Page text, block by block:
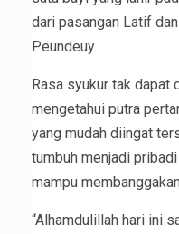
dari pasangan Latif
Peundeuy.
Rasa syukur tak dapat
mengetahui putra
yang mudah diingat
tumbuh menjadi
mampu
“Alhamdulillah hari ini